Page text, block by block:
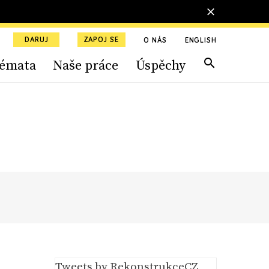
DARUJ ZAPOJ SE O NÁS ENGLISH
Naše práce Úspěchy